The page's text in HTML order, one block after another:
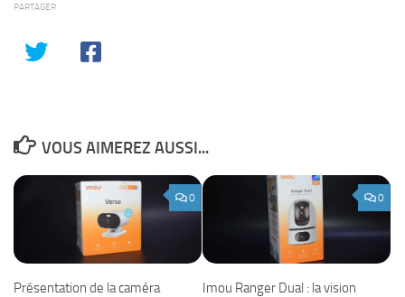
PARTAGER
VOUS AIMEREZ AUSSI...
0
Présentation de la caméra
0
Imou Ranger Dual : la vision